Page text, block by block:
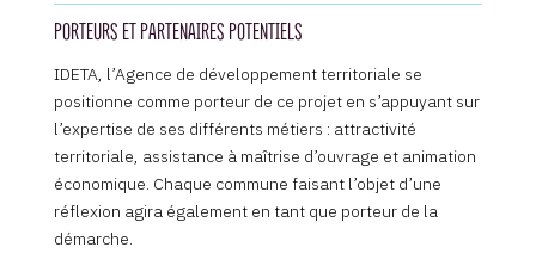
PORTEURS ET PARTENAIRES POTENTIELS
IDETA, l’Agence de développement territoriale se
positionne comme porteur de ce projet en s’appuyant sur
l’expertise de ses différents métiers : attractivité
territoriale, assistance à maîtrise d’ouvrage et animation
économique. Chaque commune faisant l’objet d’une
réflexion agira également en tant que porteur de la
démarche.